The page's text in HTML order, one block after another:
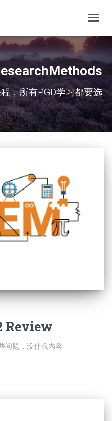
换
导
，所有PGD学习都要选
Review
问题，没什么内容